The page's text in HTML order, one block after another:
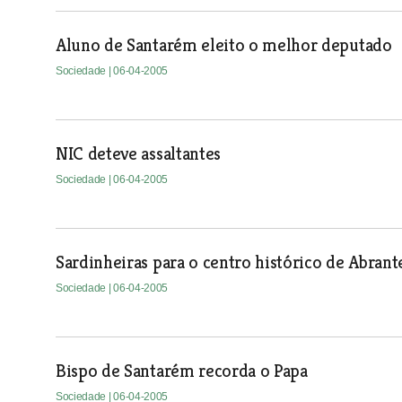
Aluno de Santarém eleito o melhor deputado
Sociedade | 06-04-2005
NIC deteve assaltantes
Sociedade | 06-04-2005
Sardinheiras para o centro histórico de
Sociedade | 06-04-2005
Bispo de Santarém recorda o Papa
Sociedade | 06-04-2005